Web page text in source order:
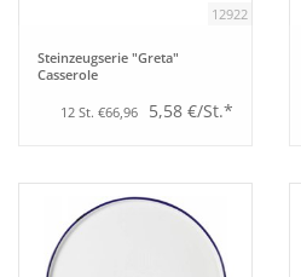
Technik
Möbel
Tipps
12922
Steinzeugserie "Greta"
Casserole
12 St. €66,96 5,58 €/St.*